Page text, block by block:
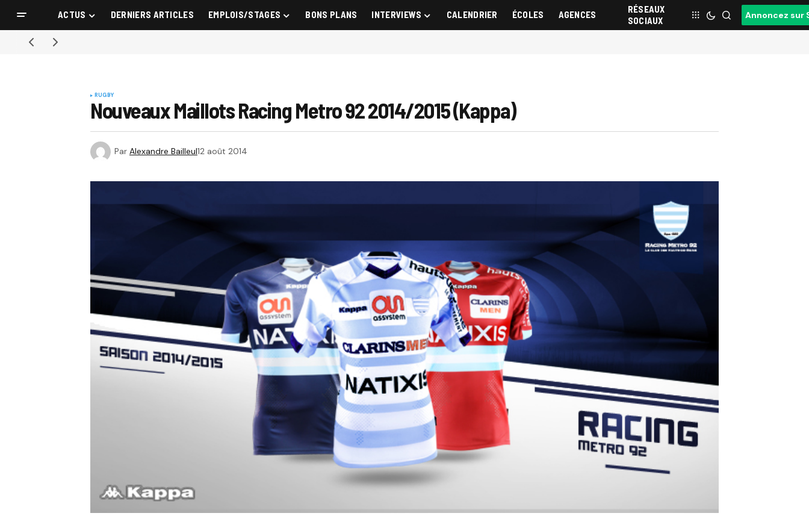
ACTUS DERNIERS ARTICLES EMPLOIS/STAGES BONS PLANS INTERVIEWS CALENDRIER ÉCOLES AGENCES
RÉSEAUX
SOCIAUX
Annoncez sur
RUGBY
Nouveaux Maillots Racing Metro 92 2014/2015 (Kappa)
Par Alexandre Bailleul12 août 2014